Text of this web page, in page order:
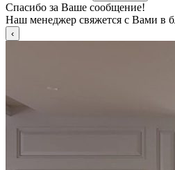
Спасибо за Ваше сообщение!
Наш менеджер свяжется с Вами в